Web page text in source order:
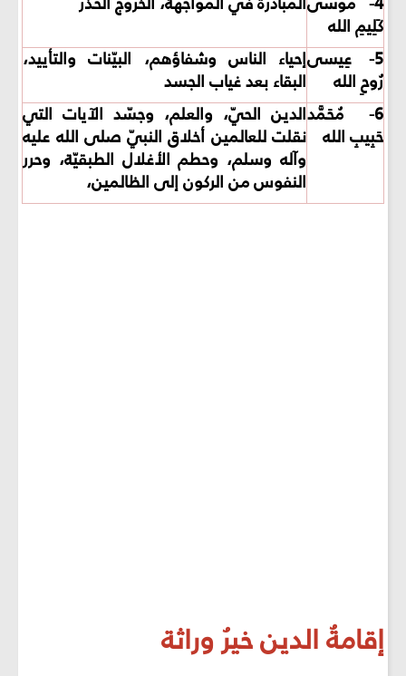
كَلِيمِ الله
5- عِيسى
رُوحِ الله
إحياء الناس وشفاؤهم، البيّنات والتأييد،
البقاء بعد غياب الجسد
6- مُحَمَّد
حَبِيبِ الله
الدين الحيّ، والعلم، وجسّد الآيات التي
نقلت للعالمين أخلاق النبيّ صلى الله عليه
وآله وسلم، وحطم الأغلال الطبقيّة، وحرر
النفوس من الركون إلى الظالمين،
إقامةُ الدين خيرُ وراثة